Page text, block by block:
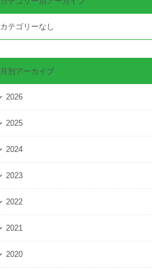
カテゴリーなし
月別アーカイブ
2026
2025
2024
2023
2022
2021
2020